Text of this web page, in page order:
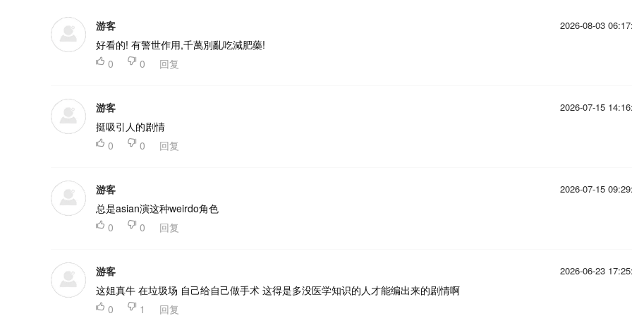
游客 2026-08-03
好看的! 有警世作用,千萬別亂吃減肥藥!
 0  0 回复
游客 2026-07-15
挺吸引人的剧情
 0  0 回复
游客 2026-07-15
总是asian演这种weirdo角色
 0  0 回复
游客 2026-06-23
这姐真牛 在垃圾场 自己给自己做手术 这得是多没医学知识的人才能编出来的剧情啊
 0  1 回复